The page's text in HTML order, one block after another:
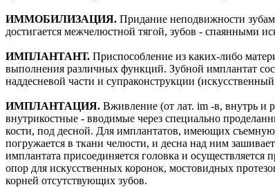
ИММОБИЛИЗАЦИЯ. Придание неподвижности
достигается межчелюстной тягой, зубов - спаянными
ИМПЛАНТАНТ. Приспособление из каких-либо
выполнения различных функций. Зубной имплантат
наддесневой части и супраконструкции
ИМПЛАНТАЦИЯ. Вживление (от лат. im -в, внутрь и
внутрикостные - вводимые через специально
кости, под десной. Для имплантатов, имеющих съемную
погружается в ткани челюсти, и десна над ним
имплантата присоединяется головка и осуществляется
опор для искусственных коронок, мостовидных
корней отсутствующих зубов.